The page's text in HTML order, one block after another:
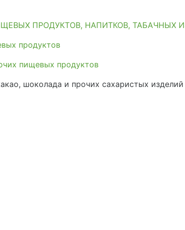
ПРОДУКТОВ, НАПИТКОВ, ТАБАЧНЫХ
продуктов
пищевых продуктов
шоколада и прочих сахаристых изделий